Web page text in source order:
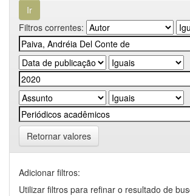
Filtros correntes:
Retornar valores
Adicionar filtros:
Utilizar filtros para refinar o resultado de